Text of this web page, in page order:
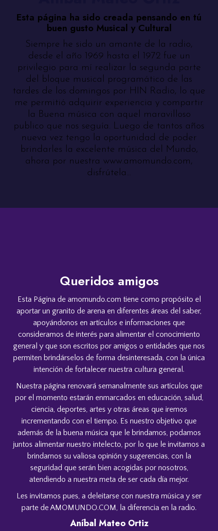
Esta página ha sido creada pensando en tú
buen gusto Musical y Cultural
Siempre he sido un amante de la radio,
desde el año 1969 hasta el 1972 fue un
privilegio para mí realizar la segunda parte
del bloque musical programático de las
tardes de los domingos por HIN Radio, lo que
me permitió adquirir experiencia y compartir
la Buena música con aquel maravilloso
publico que nos seguía. Luego de tantos años
nueva vez tengo la oportunidad de poder
brindarles la excelente música del Mundo,
ahora por nuestra www.amomundo.com,
disfrútela...
Queridos amigos
Esta Página de amomundo.com tiene como propósito el
aportar un granito de arena en diferentes áreas del saber,
apoyándonos en artículos e informaciones que
consideramos de interés para alimentar el conocimiento
general y que son escritos por amigos o entidades que nos
permiten brindárselos de forma desinteresada, con la única
intención de fortalecer nuestra cultura general.
Nuestra página renovará semanalmente sus artículos que
por el momento estarán enmarcados en educación, salud,
ciencia, deportes, artes y otras áreas que iremos
incrementando con el tiempo. Es nuestro objetivo que
además de la buena música que le brindamos, podamos
juntos alimentar nuestro intelecto, por lo que le invitamos a
brindarnos su valiosa opinión y sugerencias, con la
seguridad que serán bien acogidas por nosotros,
atendiendo a nuestra meta de ser cada día mejor.
Les invitamos pues, a deleitarse con nuestra música y ser
parte de AMOMUNDO.COM, la diferencia en la radio.
Aníbal Mateo Ortiz